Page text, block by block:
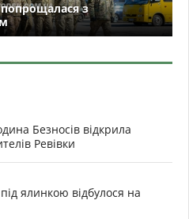
з
Безносів відкрила
Ревівки
ялинкою відбулося на